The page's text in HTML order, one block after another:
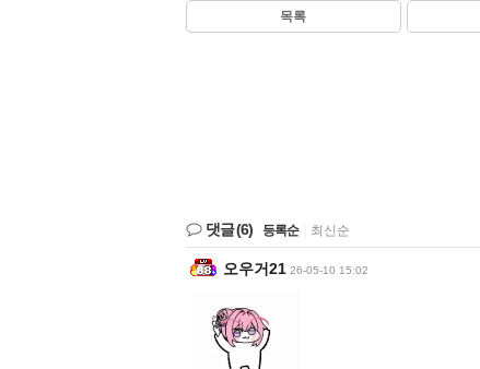
목록
댓글(6) 등록순 최신순
오우거21 26-05-10 15:02